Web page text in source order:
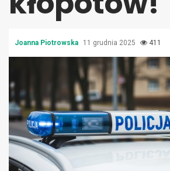
Joanna Piotrowska 11 grudnia 2025 411